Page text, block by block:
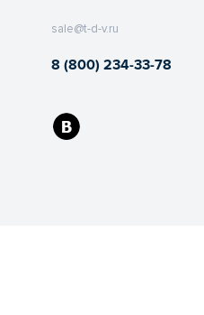
sale@t-d-v.ru
8 (800) 234-33-78